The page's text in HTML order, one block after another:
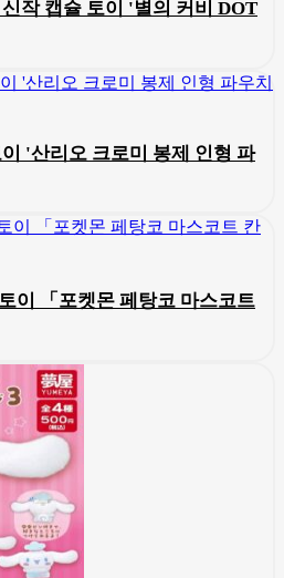
작 캡슐 토이 '별의 커비 DOT
'산리오 크로미 봉제 인형 파
이 「포켓몬 페탕코 마스코트